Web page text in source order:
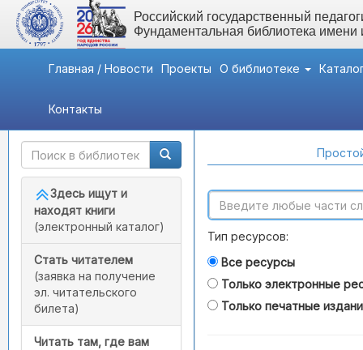
Российский государственный
Фундаментальная библиотека
Главная / Новости Проекты О библиотеке
Контакты
Быстрый доступ
Здесь ищут и
находят книги
(электронный каталог)
Стать читателем
(заявка на получение
эл. читательского
билета)
Читать там, где вам
Тип ресурсов:
Все ресурсы
Только электронные
Только печатные